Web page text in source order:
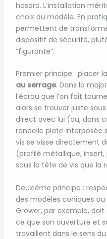
hasard. L’installation
choix du modèle. En
permettent de
dispositif de sécurité,
“figurante”.
Premier principe : placer
au serrage. Dans la
l’écrou que l’on fait
alors se trouver juste
direct avec lui (ou, dans
rondelle plate interposée
vis se visse directement
(profilé métallique, insert,
sous la tête de vis que la
Deuxième principe :
des modèles coniques
Grower, par exemple,
ce que son ouverture et
travaillent dans le sens